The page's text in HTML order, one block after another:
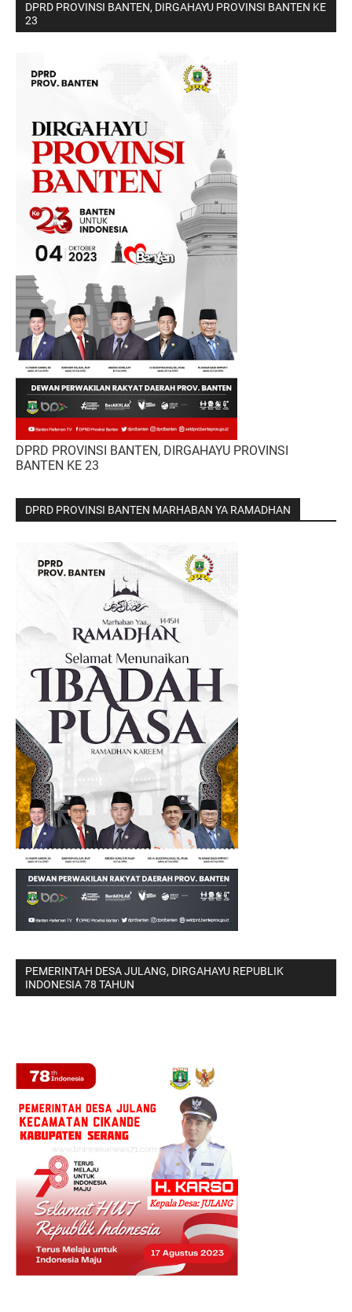
DPRD PROVINSI BANTEN, DIRGAHAYU PROVINSI BANTEN KE
23
DPRD PROVINSI BANTEN, DIRGAHAYU PROVINSI
BANTEN KE 23
DPRD PROVINSI BANTEN MARHABAN YA RAMADHAN
PEMERINTAH DESA JULANG, DIRGAHAYU REPUBLIK
INDONESIA 78 TAHUN